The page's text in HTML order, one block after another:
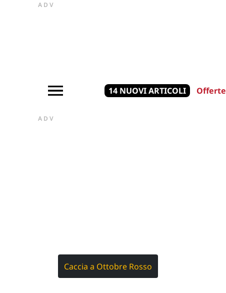
ADV
14 NUOVI ARTICOLI Offerte
ADV
Caccia a Ottobre Rosso